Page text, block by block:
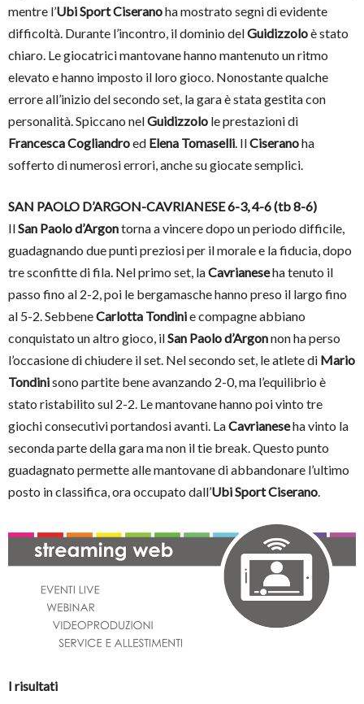
mentre l’Ubi Sport Ciseranoha mostrato segni di evidente
difficoltà. Durante l’incontro, il dominio delGuidizzoloè stato
chiaro. Le giocatrici mantovane hanno mantenuto un ritmo
elevato e hanno imposto il loro gioco. Nonostante qualche
errore all’inizio del secondo set, la gara è stata gestita con
personalità. Spiccano nelGuidizzolo le prestazioni di
Francesca Cogliandroed Elena Tomaselli. IlCiseranoha
sofferto di numerosi errori, anche su giocate semplici.
SAN PAOLO D’ARGON-CAVRIANESE 6-3, 4-6 (tb 8-6)
IlSan Paolo d’Argontorna a vincere dopo un periodo difficile,
guadagnando due punti preziosi per il morale e la fiducia, dopo
tre sconfitte di fila. Nel primo set, laCavrianeseha tenuto il
passo fino al 2-2, poi le bergamasche hanno preso il largo fino
al 5-2. SebbeneCarlotta Tondinie compagne abbiano
conquistato un altro gioco, ilSan Paolo d’Argonnon ha perso
l’occasione di chiudere il set. Nel secondo set, le atlete di Mario
Tondinisono partite bene avanzando 2-0, ma l’equilibrio è
stato ristabilito sul 2-2. Le mantovane hanno poi vinto tre
giochi consecutivi portandosi avanti. LaCavrianeseha vinto la
seconda parte della gara ma non il tie break. Questo punto
guadagnato permette alle mantovane di abbandonare l’ultimo
posto in classifica, ora occupato dall’Ubi Sport Ciserano.
I risultati